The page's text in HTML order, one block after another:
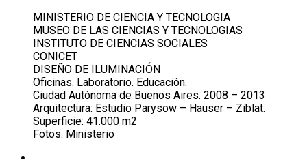
MINISTERIO DE CIENCIA Y TECNOLOGIA
MUSEO DE LAS CIENCIAS Y TECNOLOGIAS
INSTITUTO DE CIENCIAS SOCIALES
CONICET
DISEÑO DE ILUMINACIÓN
Oficinas. Laboratorio. Educación.
Ciudad Autónoma de Buenos Aires. 2008 – 2013
Arquitectura: Estudio Parysow – Hauser – Ziblat.
Superficie: 41.000 m2
Fotos: Ministerio